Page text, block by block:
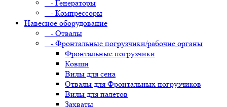
- Генераторы
- Компрессоры
Навесное оборудование
- Отвалы
- Фронтальные погрузчики/рабочие органы
Фронтальные погрузчики
Ковши
Вилы для сена
Отвалы для Фронтальных погрузчиков
Вилы для палетов
Захваты